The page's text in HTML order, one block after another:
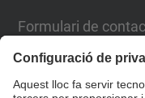
Formulari de
Llista